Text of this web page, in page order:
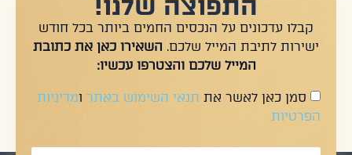
התפוצה שלנו!
קבלו עדכונים על הנכסים החמים ביותר בכל חודש
ישירות לתיבת המייל שלכם.השאירו כאן את כתובת
המייל שלכם והצטרפו עכשיו:
סמן כאן לאשר אתתנאי השימוש באתרומדיניות
הפרטיות